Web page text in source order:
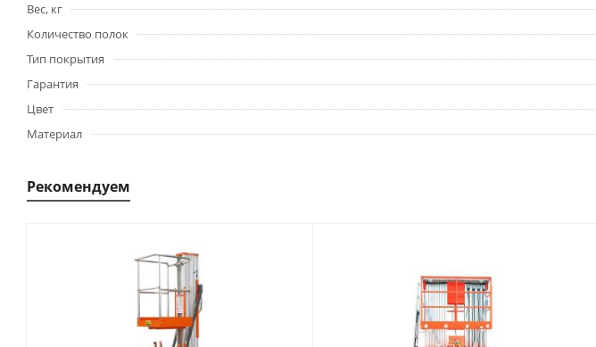
Вес, кг
Количество полок
Тип покрытия
Гарантия
Цвет
Материал
Рекомендуем